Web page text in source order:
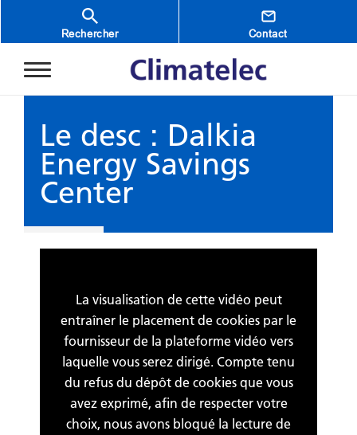
Aller au contenu principal
Rechercher Contact
Le desc : Dalkia
Energy Savings
Center
La visualisation de cette vidéo peut
entraîner le placement de cookies par le
fournisseur de la plateforme vidéo vers
laquelle vous serez dirigé. Compte tenu
du refus du dépôt de cookies que vous
avez exprimé, afin de respecter votre
choix, nous avons bloqué la lecture de